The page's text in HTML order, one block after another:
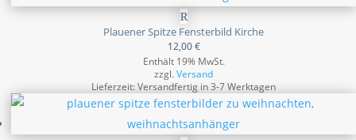
Plauener Spitze Fensterbild Kirche
12,00€
Enthält 19% MwSt.
zzgl.Versand
Lieferzeit: Versandfertig in 3-7 Werktagen